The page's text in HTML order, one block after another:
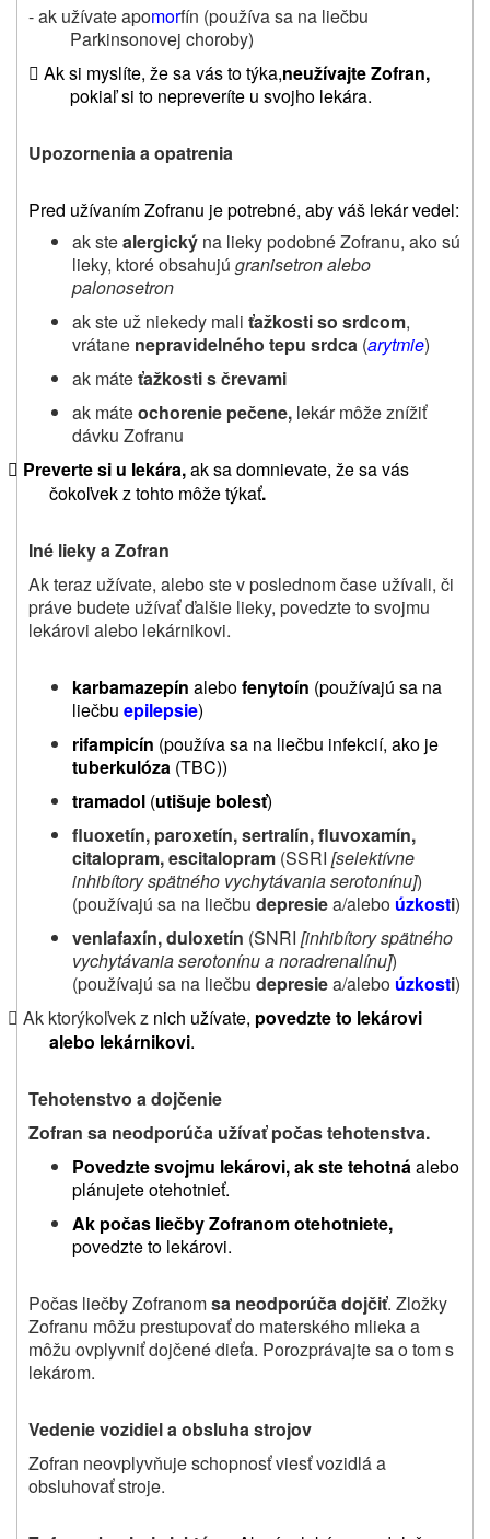
- ak užívate apomorfín (používa sa na liečbu
Parkinsonovej choroby)
 Ak si myslíte, že sa vás to týka,neužívajte Zofran,
pokiaľ si to nepreveríte u svojho lekára.
Upozornenia a opatrenia
Pred užívaním Zofranu je potrebné, aby váš lekár vedel:
ak stealergický na lieky podobné Zofranu, ako sú
lieky, ktoré obsahujú granisetron alebo
palonosetron
ak ste už niekedy mali ťažkosti so srdcom,
vrátane nepravidelného tepu srdca (arytmie)
ak máteťažkosti s črevami
ak máteochorenie pečene, lekár môže znížiť
dávku Zofranu
 Preverte si u lekára,ak sa domnievate, že sa vás
čokoľvek z tohto môže týkať.
Iné lieky a Zofran
Ak teraz užívate, alebo ste v poslednom čase užívali, či
práve budete užívať ďalšie lieky, povedzte to svojmu
lekárovi alebo lekárnikovi.
karbamazepín alebofenytoín (používajú sa na
liečbu epilepsie)
rifampicín (používa sa na liečbu infekcií, ako je
tuberkulóza (TBC))
tramadol (utišuje bolesť)
fluoxetín, paroxetín, sertralín, fluvoxamín,
citalopram, escitalopram (SSRI [selektívne
inhibítory spätného vychytávania serotonínu])
(používajú sa na liečbu depresiea/alebo úzkosti)
venlafaxín, duloxetín (SNRI [inhibítory spätného
vychytávania serotonínu a noradrenalínu])
(používajú sa na liečbu depresiea/alebo úzkosti)
 Ak ktorýkoľvek z nich užívate, povedzte to lekárovi
alebo lekárnikovi.
Tehotenstvo a dojčenie
Zofran sa neodporúča užívať počas tehotenstva.
Povedzte svojmu lekárovi, ak ste tehotnáalebo
plánujete otehotnieť.
Ak počas liečby Zofranom otehotniete,
povedzte to lekárovi.
Počas liečby Zofranomsa neodporúča dojčiť. Zložky
Zofranu môžu prestupovať do materského mlieka a
môžu ovplyvniť dojčené dieťa. Porozprávajte sa o tom s
lekárom.
Vedenie vozidiel a obsluha strojov
Zofran neovplyvňuje schopnosť viesť vozidlá a
obsluhovať stroje.